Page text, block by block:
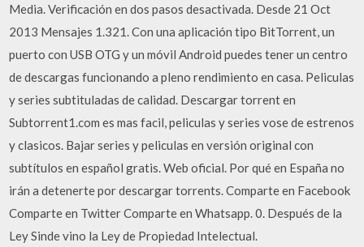
Media. Verificación en dos pasos desactivada. Desde 21 Oct
2013 Mensajes 1.321. Con una aplicación tipo BitTorrent, un
puerto con USB OTG y un móvil Android puedes tener un centro
de descargas funcionando a pleno rendimiento en casa. Peliculas
y series subtituladas de calidad. Descargar torrent en
Subtorrent1.com es mas facil, peliculas y series vose de estrenos
y clasicos. Bajar series y peliculas en versión original con
subtítulos en español gratis. Web oficial. Por qué en España no
irán a detenerte por descargar torrents. Comparte en Facebook
Comparte en Twitter Comparte en Whatsapp. 0. Después de la
Ley Sinde vino la Ley de Propiedad Intelectual.